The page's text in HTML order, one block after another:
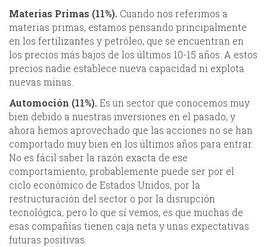
Materias Primas (11%). Cuando nos referimos a
materias primas, estamos pensando principalmente
en los fertilizantes y petróleo, que se encuentran en
los precios más bajos de los últimos 10-15 años. A estos
precios nadie establece nueva capacidad ni explota
nuevas minas.
Automoción (11%). Es un sector que conocemos muy
bien debido a nuestras inversiones en el pasado, y
ahora hemos aprovechado que las acciones no se han
comportado muy bien en los últimos años para entrar.
No es fácil saber la razón exacta de ese
comportamiento, probablemente puede ser por el
ciclo económico de Estados Unidos, por la
restructuración del sector o por la disrupción
tecnológica, pero lo que sí vemos, es que muchas de
esas compañías tienen caja neta y unas expectativas
futuras positivas.